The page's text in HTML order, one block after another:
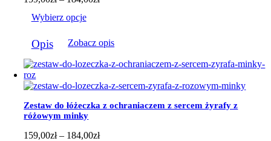
do
Wybierz opcje
produkt
ma
wiele
wariantów.
Opcje
można
wybrać
na
stronie
Opis Zobacz opis
Zestaw do łóżeczka z ochraniaczem z sercem żyrafy z
różowym minky
159,00zł – 184,00złZakres